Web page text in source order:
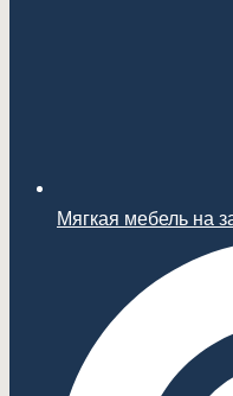
Мягкая мебель на